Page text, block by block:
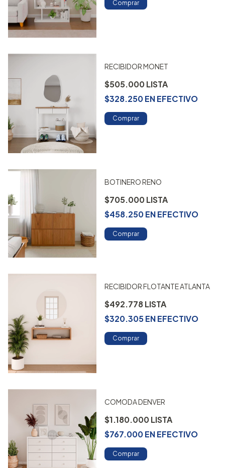
Comprar
RECIBIDOR MONET
$505.000
$328.250ENEFECTIVO
Comprar
BOTINERO RENO
$705.000
$458.250ENEFECTIVO
Comprar
RECIBIDOR FLOTANTE ATLANTA
$492.778
$320.305ENEFECTIVO
Comprar
COMODA DENVER
$1.180.000
$767.000ENEFECTIVO
Comprar